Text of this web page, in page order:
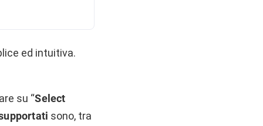
ed intuitiva.
su “Select
sono, tra